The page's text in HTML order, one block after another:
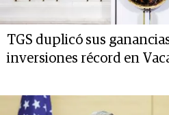
TGS duplicó sus
inversiones récord en